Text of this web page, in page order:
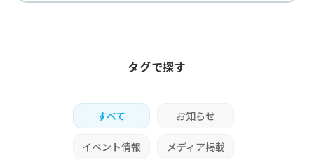
タグで探す
すべて お知らせ
イベント情報 メディア掲載